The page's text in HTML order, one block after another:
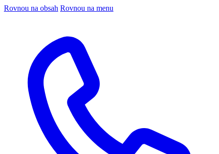
Rovnou na obsah Rovnou na menu